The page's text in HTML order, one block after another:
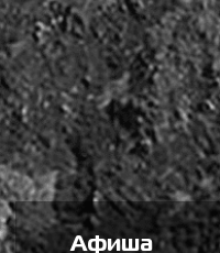
Афиша